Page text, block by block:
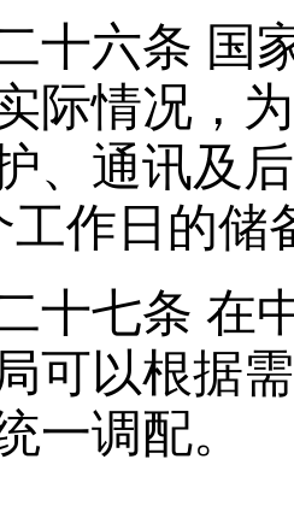
十六条 国
际情况，
、通讯及
工作日的储
十七条 在
可以根据
一调配。